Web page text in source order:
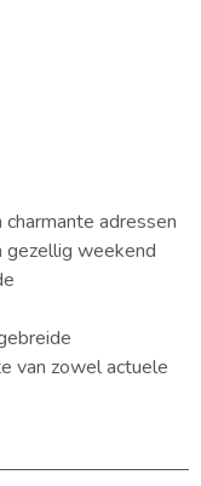
adressen
gezellig weekend
van zowel actuele